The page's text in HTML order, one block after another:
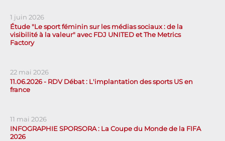
1 juin 2026
Étude "Le sport féminin sur les médias sociaux : de la
visibilité à la valeur" avec FDJ UNITED et The Metrics
Factory
22 mai 2026
11.06.2026 - RDV Débat : L'implantation des sports US en
france
11 mai 2026
INFOGRAPHIE SPORSORA : La Coupe du Monde de la FIFA
2026